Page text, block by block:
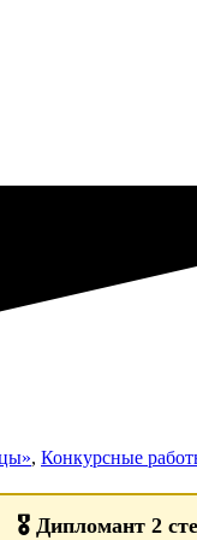
, Конкурсные
🎖️ Дипломант 2